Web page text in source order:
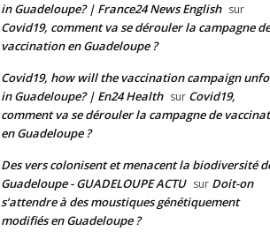
in Guadeloupe? | France24 News English sur
Covid19, comment va se dérouler la campagne de
vaccination en Guadeloupe ?
Covid19, how will the vaccination campaign
in Guadeloupe? | En24 Health sur Covid19,
comment va se dérouler la campagne de
en Guadeloupe ?
Des vers colonisent et menacent la biodiversité
Guadeloupe - GUADELOUPE ACTU sur Doit-on
s’attendre à des moustiques génétiquement
modifiés en Guadeloupe ?